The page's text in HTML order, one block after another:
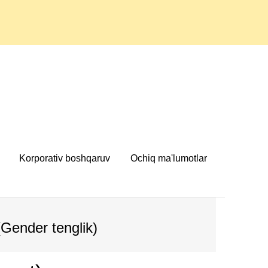
Korporativ boshqaruv Ochiq ma'lumotlar
tenglik)